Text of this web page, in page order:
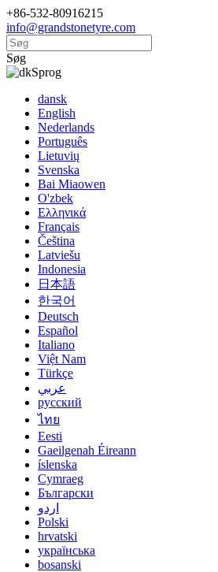
+86-532-80916215
info@grandstonetyre.com
Søg
Sprog
dansk
English
Nederlands
Português
Lietuvių
Svenska
Bai Miaowen
O'zbek
Ελληνικά
Français
Čeština
Latviešu
Indonesia
日本語
한국어
Deutsch
Español
Italiano
Việt Nam
Türkçe
عربي
русский
ไทย
Eesti
Gaeilgenah Éireann
íslenska
Cymraeg
Български
اردو
Polski
hrvatski
українська
bosanski